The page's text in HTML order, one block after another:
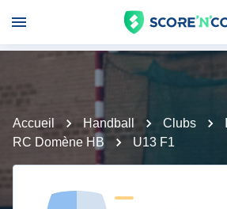
Accueil Handball Clubs
RC Domène HB
U13 F1